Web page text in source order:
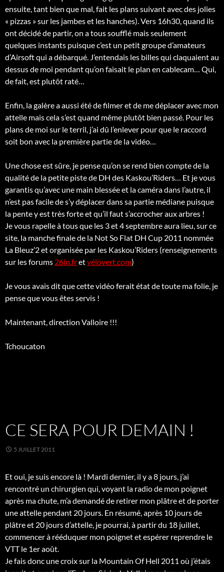
ensuite, tant bien que mal, fait les plans suivant avec des jolies
« pizzas » sur les jambes et les hanches). Vers 16h30, quand ils
ont décidé de partir, on a tous soufflé mais seulement
quelques instants puisque c’est un petit groupe d’amateurs
d’Airsoft qui a débarqué. J’entendais les billes qui claquaient au
dessus de moi pendant qu’on faisait le plan en cablecam… Qui,
de fait, est plutôt raté…
Enfin, la galère a aussi été de filmer et de me déplacer avec mon
attelle mais cela s’est quand même plutôt bien passé. Pour les
plans de moi sur le terril, j’ai dû l’enlever pour que le raccord
soit bon avec la première partie de la vidéo…
Une chose est sûre, je pense qu’on se rend bien compte de la
qualité de la petite piste de DH des Kaskou’Riders… Et je vous
garantis qu’avec une main blessée et la caméra dans l’autre, il
n’est pas facile de s’y déplacer dans sa partie médiane puisque
la pente y est très forte et qu’il faut s’accrocher aux arbres !
Je vous rapelle à tous que les 3 et 4 septembre aura lieu, sur ce
site, la manche finale de la Not So Flat DH Cup 2011 nommée
La Bleuz’2 et organisée par les Kaskou’Riders (renseignements
sur les forums 26in.fretvélovert.com)
Je vous avais dit que cette vidéo ferait état de toute ma folie, je
pense que vous êtes servis !
Maintenant, direction Valloire !!!
Tchoucaton
CE SERA POUR DEMAIN !
5 JUILLET 2011
Et oui, je suis encore là ! Mardi dernier, il y a 8 jours, j’ai
rencontré un chirurgien qui, voyant la radio de mon poignet
après ma chute, m’a demandé de retirer mon plâtre et de porter
une attelle pendant 20 jours. En résumé, après 10 jours de
plâtre et 20 jours d’attelle, je pourrai, à partir du 18 juillet,
commencer à rééduquer mon poignet et espérer reprendre le
VTT le 1er août.
Je fais donc une croix sur la Mountain Of Hell 2011 où j’étais